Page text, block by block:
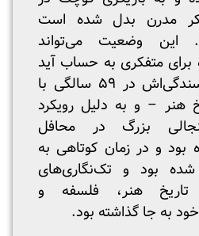
مدرن بدل شده است
۱۹۹۶:۲۸). این وضعیت می‌تواند
برای متفکری به حساب ‌آید
که آغاز فعالیت نویسندگی‌اش در ۵۹ سالگی با
هنر – و به دلیل رویکرد
بزرگ در محافل
بود و در زمان کوتاهی به
بود و تک‌نگاری‌های
تاریخ هنر، فلسفه و
به جا گذاشته بود.